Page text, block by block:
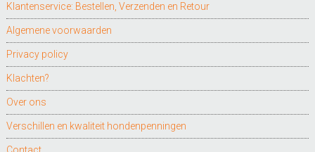
Klantenservice: Bestellen, Verzenden en Retour
Algemene voorwaarden
Privacy policy
Klachten?
Over ons
Verschillen en kwaliteit hondenpenningen